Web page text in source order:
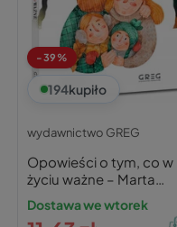
-39%
194kupiło
wydawnictwo GREG
Opowieści o tym, co w
życiu ważne – Marta
Calik-Tomera
Dostawa we wtorek